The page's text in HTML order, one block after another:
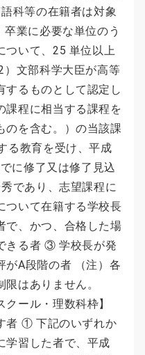
科等の在籍者は対象
業に必要な単位のう
ついて、25 単位以上
文部科学大臣が高等
するものとして認定し
課程に相当する課程を
のを含む。）の当該課
る教育を受け、平成
に修了又は修了見込
であり、志望課程に
ついて在籍する学校長
で、かつ、合格した場
きる者 ③ 学校長が発
がA段階の者 （注）各
はありません。
クール・理数科枠】
者 ① 下記のいずれか
学習した者で、平成